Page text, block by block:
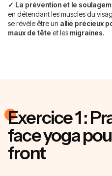
✓ La prévention et le
en détendant les muscles du
se révèle être un allié précieux
maux de tête et les migraines.
Exercice 1 :
face yoga
front